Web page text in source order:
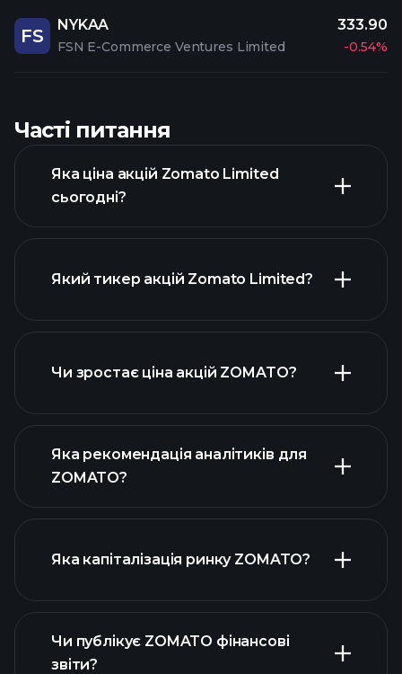
FS
NYKAA
FSN E-Commerce Ventures Limited
333.90
-0.54%
Часті питання
Яка ціна акцій Zomato Limited
сьогодні?
розширеній
Який тикер акцій Zomato Limited?
Чи зростає ціна акцій ZOMATO?
діаграмі ZOMATO
Яка рекомендація аналітиків для
ZOMATO?
Яка капіталізація ринку ZOMATO?
Чи публікує ZOMATO фінансові
звіти?